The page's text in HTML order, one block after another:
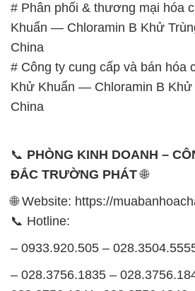
# Phân phối & thương mại hóa
Khuẩn — Chloramin B Khử
China
# Công ty cung cấp và bán hóa
Khử Khuẩn — Chloramin B Khử
China
📞 PHÒNG KINH DOANH –
ĐẮC TRƯỜNG PHÁT🌐
🌐 Website: https://
📞 Hotline:
– 0933.920.505 –
– 028.3756.1835 –